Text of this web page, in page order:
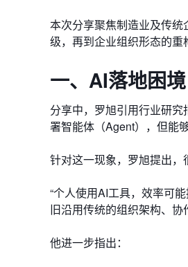
本次分享聚焦制造业及传统
级，再到企业组织形态的重
一、 AI落地困境
分享中，罗旭引用行业研
署智能体（Agent），但能
针对这一现象，罗旭提出，
“个人使用AI工具，效率可
旧沿用传统的组织架构、协
他进一步指出：